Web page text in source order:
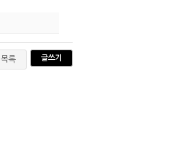
목록 글쓰기